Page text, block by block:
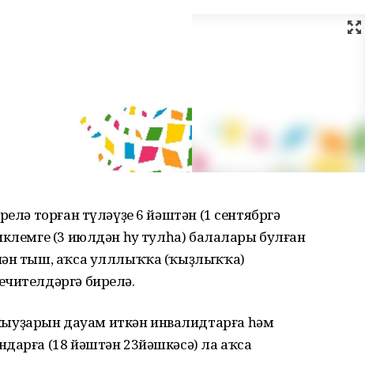
торған түләүҙе 6 йәштән (1 сентябргә
(3 июлдән һуң тулһа) балалары булған
тыш, аҡса улллыҡҡа (ҡыҙлыҡҡа)
бирелә.
дауам иткән инвалидтарға һәм
(18 йәштән 23йәшкәсә) ла аҡса